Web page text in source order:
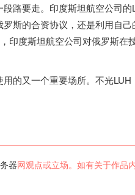
路要走。 印度斯坦航空公司的
斯的合资协议，还是利用自
印度斯坦航空公司对俄罗斯在
的又一个重要场所。不光LUH
器网观点或立场。如有关于作品